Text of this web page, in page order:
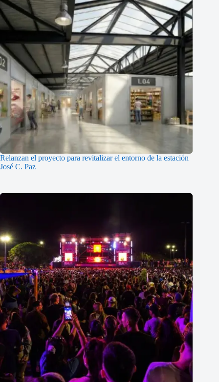
Relanzan el proyecto para revitalizar el entorno de la estación
José C. Paz